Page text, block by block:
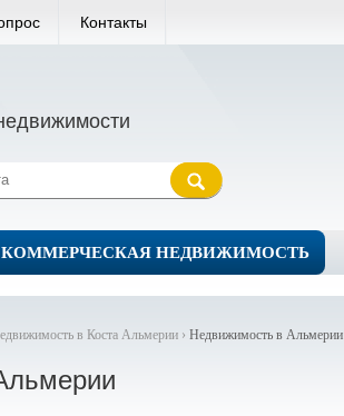
Контакты
КОММЕРЧЕСКАЯ НЕДВИЖИМОСТЬ
в Коста Альмерии › Недвижимость в Альмерии